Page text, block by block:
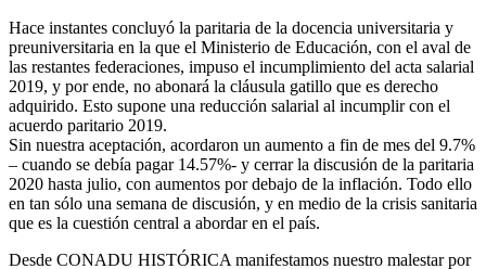
Hace instantes concluyó la paritaria de la docencia universitaria y
preuniversitaria en la que el Ministerio de Educación, con el aval de
las restantes federaciones, impuso el incumplimiento del acta salarial
2019, y por ende, no abonará la cláusula gatillo que es derecho
adquirido. Esto supone una reducción salarial al incumplir con el
acuerdo paritario 2019.
Sin nuestra aceptación, acordaron un aumento a fin de mes del 9.7%
– cuando se debía pagar 14.57%- y cerrar la discusión de la paritaria
2020 hasta julio, con aumentos por debajo de la inflación. Todo ello
en tan sólo una semana de discusión, y en medio de la crisis sanitaria
que es la cuestión central a abordar en el país.
Desde CONADU HISTÓRICA manifestamos nuestro malestar por